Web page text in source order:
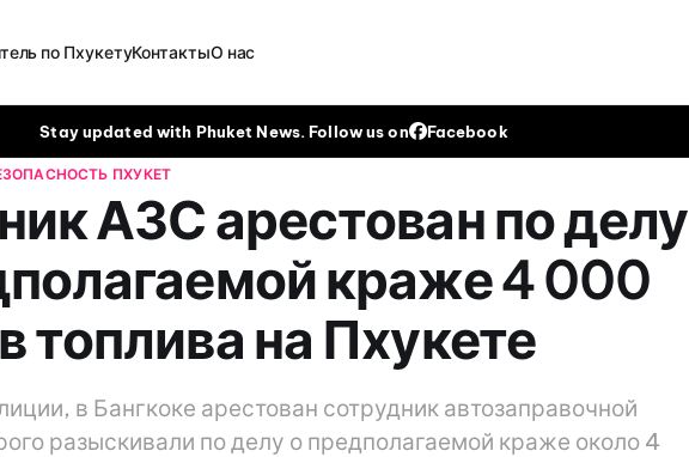
по ПхукетуКонтактыО нас
Stay updated with Phuket News. Follow us on Facebook
ПХУКЕТ
АЗС арестован по делу
краже 4 000
топлива на Пхукете
в Бангкоке арестован сотрудник автозаправочной
разыскивали по делу о предполагаемой краже около 4